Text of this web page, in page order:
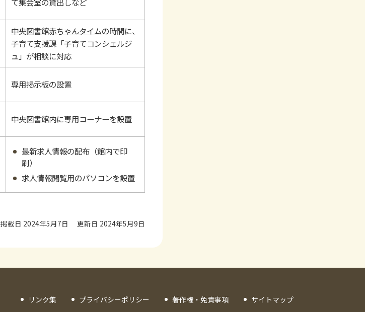
中央図書館赤ちゃんタイムの時間に、
子育て支援課「子育てコンシェルジ
ュ」が相談に対応
専用掲示板の設置
中央図書館内に専用コーナーを設置
最新求人情報の配布（館内で印
刷）
求人情報閲覧用のパソコンを設置
掲載日 2024年5月7日 更新日 2024年5月9日
リンク集 プライバシーポリシー 著作権・免責事項 サイトマップ